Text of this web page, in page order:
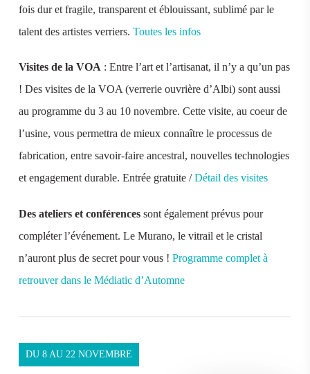
fois dur et fragile, transparent et éblouissant, sublimé par le
talent des artistes verriers.Toutes les infos
Visites de la VOA : Entre l’art et l’artisanat, il n’y a qu’un pas
! Des visites de la VOA (verrerie ouvrière d’Albi) sont aussi
au programme du 3 au 10 novembre. Cette visite, au coeur de
l’usine, vous permettra de mieux connaître le processus de
fabrication, entre savoir-faire ancestral, nouvelles technologies
et engagement durable. Entrée gratuite /Détail des visites
Des ateliers et conférences sont également prévus pour
compléter l’événement. Le Murano, le vitrail et le cristal
n’auront plus de secret pour vous !Programme complet à
retrouver dans le Médiatic d’Automne
DU 8 AU 22 NOVEMBRE